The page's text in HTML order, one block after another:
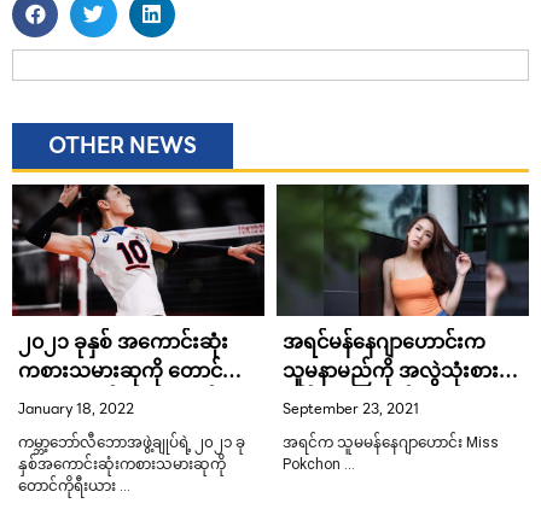
OTHER NEWS
၂၀၂၁ ခုနှစ် အကောင်းဆုံး
ကစားသမားဆုကို တောင်ကို
ရီးယားဘော်လီဘောမယ်
Kim Yeon Koung ဆွတ်ခူး
January 18, 2022
ကမ္ဘာ့ဘော်လီဘောအဖွဲ့ချုပ်ရဲ့ ၂၀၂၁ ခု
နှစ်အကောင်းဆုံးကစားသမားဆုကို
တောင်ကိုရီးယား …
အရင်မန်နေဂျာဟောင်းက
သူမနာမည်ကို အလွဲသုံးစား
လုပ်နေတာ မရပ်သေးဘူး လို့
Chakchan ပြော !
September 23, 2021
အရင်က သူမမန်နေဂျာဟောင်း Miss
Pokchon …